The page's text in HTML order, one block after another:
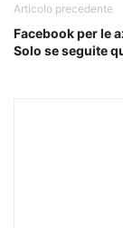
Articolo precedente
Facebook per le
Solo se seguite